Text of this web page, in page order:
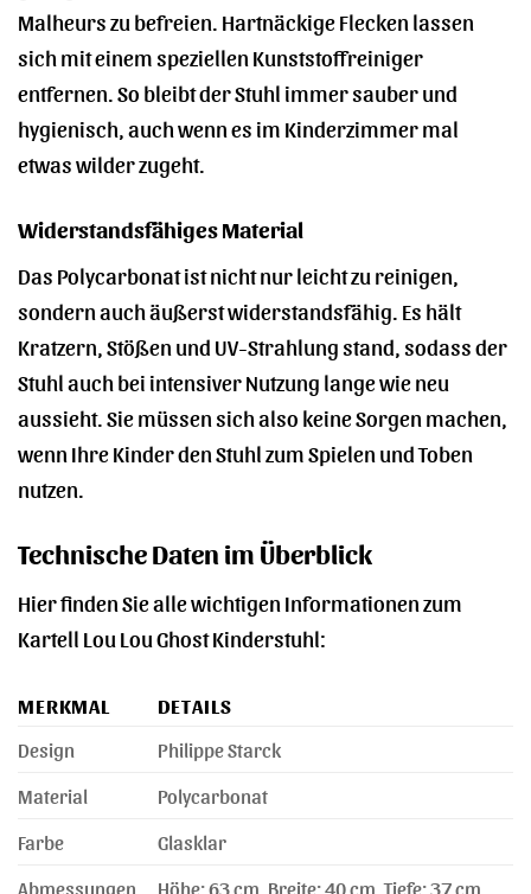
Malheurs zu befreien. Hartnäckige Flecken lassen
sich mit einem speziellen Kunststoffreiniger
entfernen. So bleibt der Stuhl immer sauber und
hygienisch, auch wenn es im Kinderzimmer mal
etwas wilder zugeht.
Widerstandsfähiges Material
Das Polycarbonat ist nicht nur leicht zu reinigen,
sondern auch äußerst widerstandsfähig. Es hält
Kratzern, Stößen und UV-Strahlung stand, sodass der
Stuhl auch bei intensiver Nutzung lange wie neu
aussieht. Sie müssen sich also keine Sorgen machen,
wenn Ihre Kinder den Stuhl zum Spielen und Toben
nutzen.
Technische Daten im Überblick
Hier finden Sie alle wichtigen Informationen zum
Kartell Lou Lou Ghost Kinderstuhl:
MERKMAL
DETAILS
Design
Philippe Starck
Material
Polycarbonat
Farbe
Glasklar
Abmessungen
Höhe: 63 cm, Breite: 40 cm, Tiefe: 37 cm